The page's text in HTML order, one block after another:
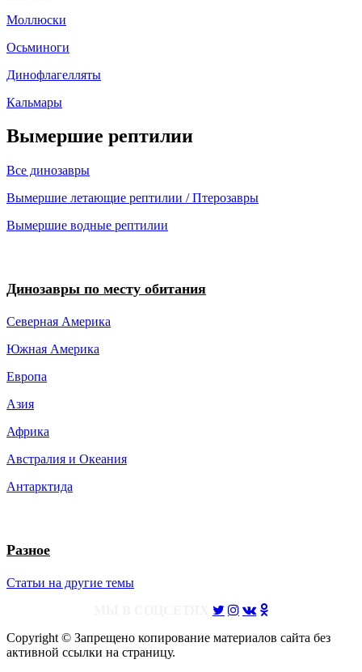
Моллюски
Осьминоги
Динофлагелляты
Кальмары
Вымершие рептилии
Все динозавры
Вымершие летающие рептилии / Птерозавры
Вымершие водные рептилии
Динозавры по месту обитания
Северная Америка
Южная Америка
Европа
Азия
Африка
Австралия и Океания
Антарктида
Разное
Статьи на другие темы
Copyright © Запрещено копирование материалов сайта без
активной ссылки на страницу.